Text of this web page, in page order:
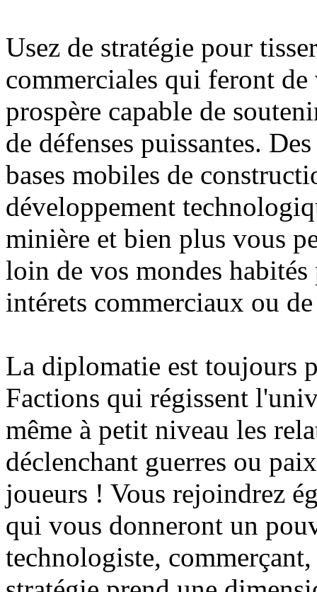
Usez de stratégie pour
commerciales qui feront
prospère capable de
de défenses puissantes.
bases mobiles de
développement
minière et bien plus vous
loin de vos mondes
intérets commerciaux ou
La diplomatie est toujours
Factions qui régissent
même à petit niveau les
déclenchant guerres ou
joueurs ! Vous rejoindrez
qui vous donneront un
technologiste,